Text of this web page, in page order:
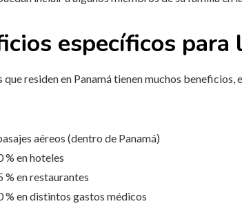
específicos
que residen en Panamá tienen muchos
aéreos (dentro de Panamá)
% en hoteles
% en restaurantes
% en distintos gastos médicos